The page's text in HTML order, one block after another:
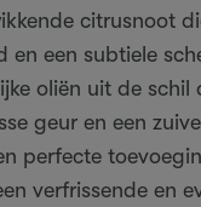
citrusnoot
en een subtiele
oliën uit de schil
geur en een
perfecte
verfrissende en